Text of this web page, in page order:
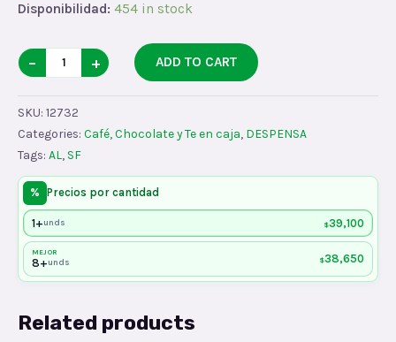
Disponibilidad: 454 in stock
CAFE
NESCAFEx1.5x144x
quantity
− + ADD TO CART
SKU: 12732
Categories: Café, Chocolate y Te en caja, DESPENSA
Tags: AL, SF
% Precios por cantidad
1+unds $39,100
MEJOR
8+unds $38,650
Related products